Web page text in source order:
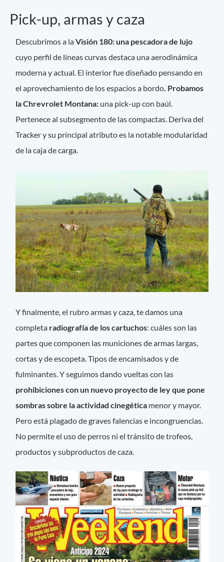
Pick-up, armas y caza
Descubrimos a laVisión 180: una pescadora de lujo
cuyo perfil de líneas curvas destaca una aerodinámica
moderna y actual. El interior fue diseñado pensando en
el aprovechamiento de los espacios a bordo. Probamos
la Chrevrolet Montana: una pick-up con baúl.
Pertenece al subsegmento de las compactas. Deriva del
Tracker y su principal atributo es la notable modularidad
de la caja de carga.
Y finalmente, el rubro armas y caza, te damos una
completa radiografía de loscartuchos: cuáles son las
partes que componen las municiones de armas largas,
cortas y de escopeta. Tipos de encamisados y de
fulminantes. Y seguimos dando vueltas con las
prohibiciones con un nuevo proyecto de ley que pone
sombras sobre la actividad cinegética menor y mayor.
Pero está plagado de graves falencias e incongruencias.
No permite el uso de perros ni el tránsito de trofeos,
productos y subproductos de caza.